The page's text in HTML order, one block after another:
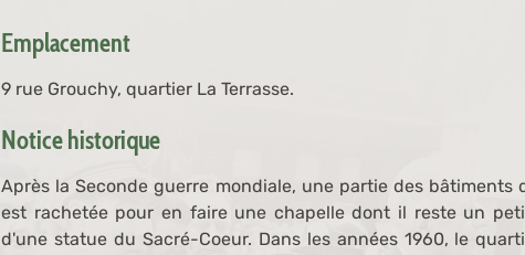
Emplacement
9 rue Grouchy, quartier La Terrasse.
Notice historique
Après la Seconde guerre mondiale, une partie des bâtiments
est rachetée pour en faire une chapelle dont il reste un
d'une statue du Sacré-Coeur. Dans les années 1960, le